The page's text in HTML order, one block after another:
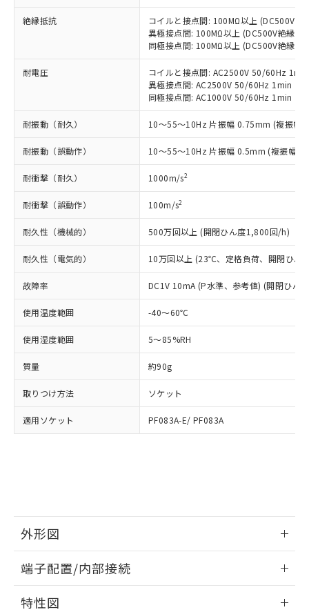
絶縁抵抗
コイルと接点間: 100MΩ以上 (DC500V絶
異極接点間: 100MΩ以上 (DC500V絶縁抵
同極接点間: 100MΩ以上 (DC500V絶縁抵
耐電圧
コイルと接点間: AC2500V 50/60Hz 1min
異極接点間: AC2500V 50/60Hz 1min
同極接点間: AC1000V 50/60Hz 1min
耐振動（耐久） 10～55～10Hz 片振幅 0.75mm (複振幅
耐振動（誤動作） 10～55～10Hz 片振幅 0.5mm (複振幅
耐衝撃（耐久） 1000m/s2
耐衝撃（誤動作） 100m/s2
耐久性（機械的） 500万回以上 (開閉ひん度1,800回/h)
耐久性（電気的） 10万回以上 (23℃、定格負荷、開閉ひん
故障率 DC1V 10mA (P水準、参考値) (開閉ひん
使用温度範囲 -40～60℃
使用湿度範囲 5～85%RH
質量 約90g
取りつけ方法 ソケット
適用ソケット PF083A-E/ PF083A
外形図
外形図
端子配置/内部接続
特性図
本サービスの対象外となる商品もある
ことをご了承ください。
在庫状況および標準価格照会結果は、
記載している更新日時点での社内デー
タに基づき作成されるものであり、閲
覧された時点での実際の在庫および標
準価格とは異なる場合があることをご
正式な納期状況および標準価格はお客
様のお取引先、またはお客様担当のオ
ムロン制御機器販売店・当社販売員に
ご相談ください。
オムロン制御機器販売店や当社販売拠
点は「
販売ネットワーク
在庫状況および標準価格結果を当社の
事前の承諾なく第三者に漏洩または開
示しないようお願いします。
マイパーツ機能（部品リスト作成サー
ビス）をご利用いただくには、I-Web
お客様が当ウェブサイト上で当社にご
および当社の共同利用者が、当社の製
品・サービスに関するお客様との取
引・商談に必要な範囲で利用すること
をご了承ください。
※当社の共同利用者とは、"個人情報
の共同利用に関して"
の「1.共同利
仕入先様の事情により、非含有部品として
いたものが、含有品と判明した場合などや
むを得ず変更することがあります。
鉛(Pb) 1000ppm以下、 水銀(Hg) 1000ppm以下、 カド
ミウム(Cd) 100ppm以下、
六価クロム(Cr(Ⅵ)) 1000ppm以下、ポリ臭化ビフェニル
ル) (DEHP)(別名：DOP) 1000ppm以下、フタル酸ブチ
ルベンジル（BBP） 1000ppm以下、フタル酸ジブチル
（DBP） 1000ppm以下、フタル酸ジイソブチル
(DIBP) 1000ppm以下
適用除外項目は除く。
フタル酸エステル類の４物質については閾値を超える意
図的な使用がないことを確認しています。
※2 対応予定月
部品在庫の切り替え状況などにより、予定
月が前後することがあります。
※3 非含有証明書ダウンロード
下記の非含有証明書をダウンロードするこ
EU RoHS指令（10物質）の非含有証明書
51物質の非含有証明書（当社基準）
荷製品に未対応品が混在することから備考
欄に対応日を記載しておりました。
していることから、特段のことがない限
り、2022年1月12日より割愛しておりま
す。
「×」：最大均質材料含有率が中国RoHSの
基準値を超えていることを示します。
「－」：未確認です。当社販売部門へお問
*中国RoHS10物質の基準値 (GB/T26572)：
Pb(鉛) :1000ppm、 Hg(水銀) : 1000ppm、 Cd(カドミウ
Cr(Ⅵ)(六価クロム) : 1000ppm、 PBBs(ポリ臭化ビフェ
ニル類) : 1000ppm、 PBDEs(ポリ臭化ジフェニルエーテ
ル類) : 1000ppm、
DBP(フタル酸ジブチル) : 1000ppm、 DIBP(フタル酸ジ
イソブチル) : 1000ppm、 BBP(フタル酸ブチルベンジ
DEHP(フタル酸ビス(2-エチルヘキシル)) : 1000ppm
※2 環境保護使用期限
「ｅ」：有害物質（10物質）のすべてが基
準値以下であることを示します。
「10」：通常の使用状況下において有害物
質が外部に漏えいし、環境に深刻な影響を
及ぼさない年数を意味します。
「－」：未確認です。当社販売部門へお問
い合わせください。
当社は、これら貴社製品のうち、外国
為替および外国貿易法に定める商品
（以下｢規制貨物等」という）を輸出
または国外への提供する場合は、日本
国政府の輸出許可(または役務取引許
可)を取得するなどの必要な手続きを
当社は規制貨物を破棄する場合は、完
全に破砕するなど、違法に輸出されな
いよう必要な手段を講じます。
当社は貴社製品を、核兵器、ミサイ
ル、化学兵器、生物兵器またはその他
武器並びにこれらの製造装置等に一切
使用いたしません。
当社は、貴社製品を第三者に販売する
場合は、上記1、2および3の内容を当
該第三者に通知します。また当社は、
販売先および販売に係わる関係者が違
法に輸出するおそれがある場合は、取
り引きをいたしません。
○ 一定数以上の在庫あり
△ 一定数には満たないが在庫あり
－
在庫なし(最新の在庫状況につ
いては、お客様のお取引先、ま
たはお客様担当のオムロン制御
機器販売店・当社販売員にご確
認ください)
情報を公開していない機種